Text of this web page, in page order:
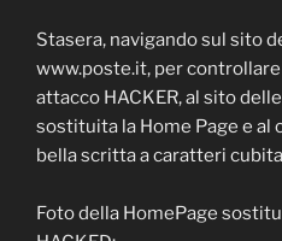
Stasera, navigando sul sito
www.poste.it, per
attacco HACKER, al sito
sostituita la Home Page e al
bella scritta a caratteri
Foto della HomePage